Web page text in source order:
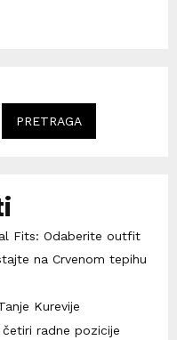
PRETRAGA
Fits: Odaberite outfit
na Crvenom tepihu
Kurevije
radne pozicije